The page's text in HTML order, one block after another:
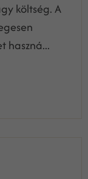
költség. A
haszná...